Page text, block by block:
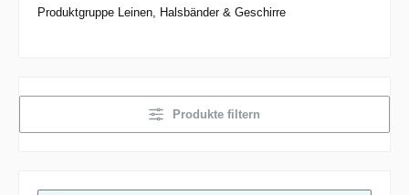
Produktgruppe Leinen, Halsbänder & Geschirre
Produkte filtern